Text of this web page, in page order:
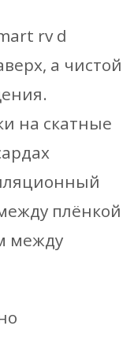
rv d
а чистой
на скатные
плёнкой
между